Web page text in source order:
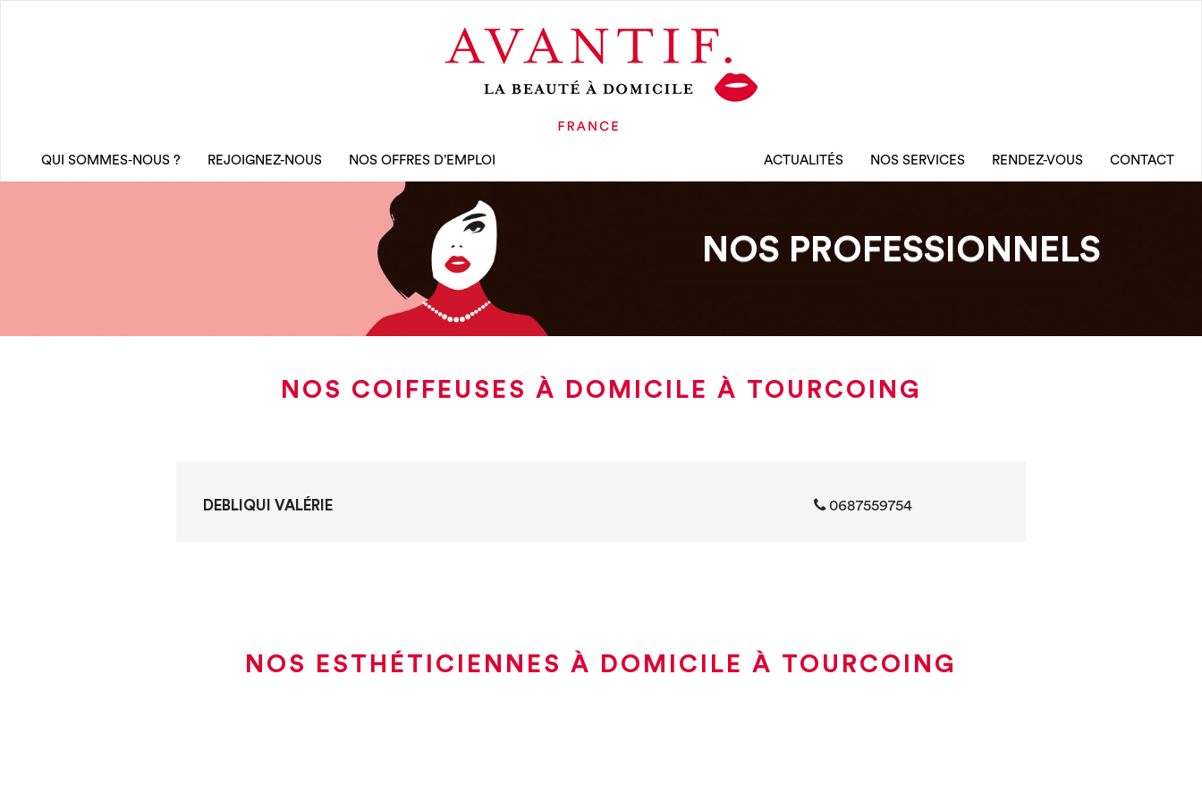
QUI SOMMES-NOUS ? REJOIGNEZ-NOUS NOS OFFRES D’EMPLOI ACTUALITÉS NOS SERVICES RENDEZ-VOUS CONTACT
NOS PROFESSIONNELS
NOS COIFFEUSES À DOMICILE À TOURCOING
DEBLIQUI VALÉRIE 0687559754
NOS ESTHÉTICIENNES À DOMICILE À TOURCOING